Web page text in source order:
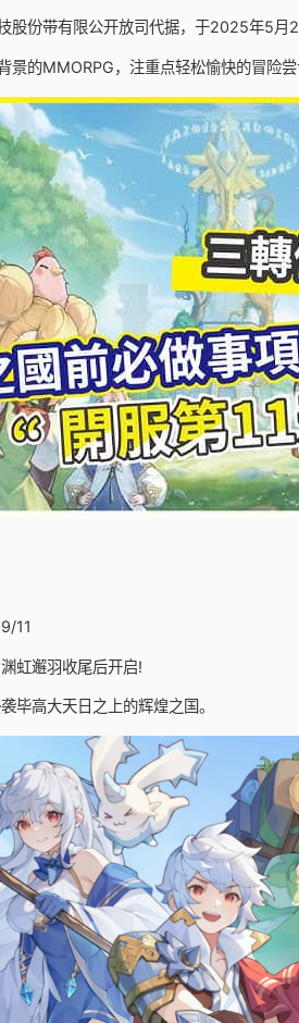
股份带有限公开放司代据，于2025年5
景的MMORPG，注重点轻松愉快的冒险
11
虹邂羽收尾后开启!
毕高大天日之上的辉煌之国。